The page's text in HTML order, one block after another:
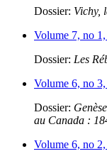
Dossier: Vichy,
Volume 7, no
Dossier: Les
Volume 6, no
Dossier:
au Canada :
Volume 6, no